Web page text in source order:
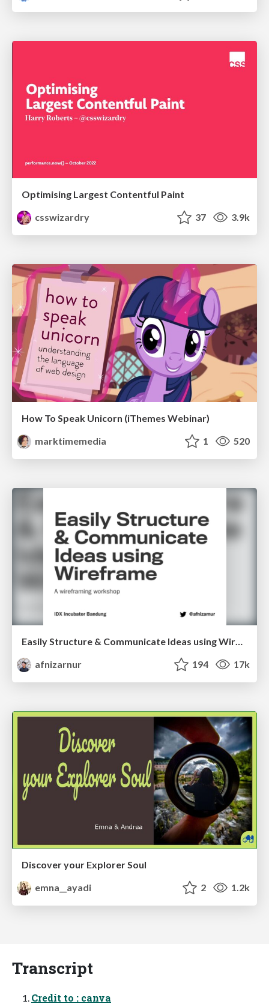
Optimising Largest Contentful Paint
csswizardry
37 3.9k
How To Speak Unicorn (iThemes Webinar)
marktimemedia
1 520
Easily Structure & Communicate Ideas using Wireframe
afnizarnur
194 17k
Discover your Explorer Soul
emna__ayadi
2 1.2k
Transcript
Credit to : canva